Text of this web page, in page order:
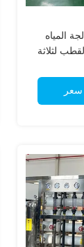
المياه
لثلاثة